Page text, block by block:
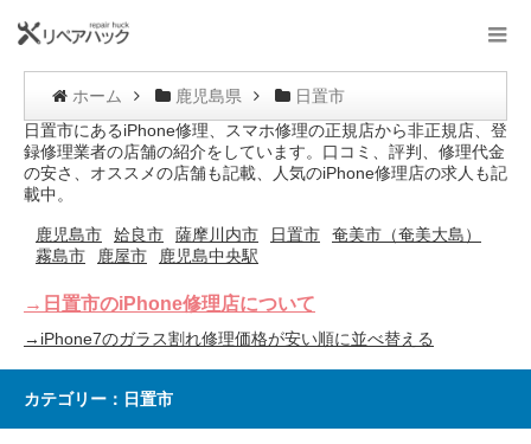
ホーム 鹿児島県
日置市
日置市にあるiPhone修理、スマホ修理の正規店から非正規店、登
録修理業者の店舗の紹介をしています。口コミ、評判、修理代金
の安さ、オススメの店舗も記載、人気のiPhone修理店の求人も記
載中。
鹿児島市 姶良市 薩摩川内市 日置市
奄美市（奄美大島）
霧島市
鹿屋市 鹿児島中央駅
→日置市のiPhone修理店について
→iPhone7のガラス割れ修理価格が安い順に並べ替える
カテゴリー：日置市